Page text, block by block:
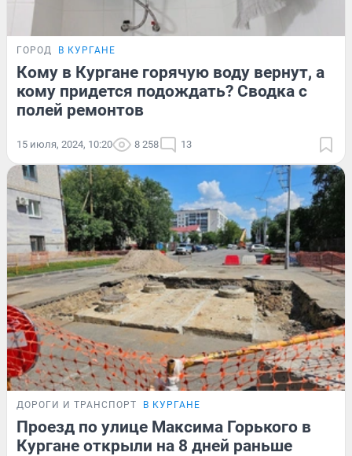
ГОРОД В КУРГАНЕ
Кому в Кургане горячую воду вернут, а
кому придется подождать? Сводка с
полей ремонтов
15 июля, 2024, 10:20 8 258 13
ДОРОГИ И ТРАНСПОРТ В КУРГАНЕ
Проезд по улице Максима Горького в
Кургане открыли на 8 дней раньше